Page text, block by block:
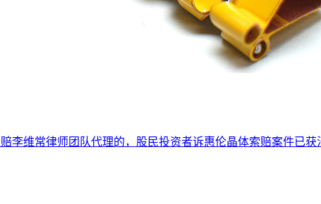
李维常律师团队代理的，股民投资者诉惠伦晶体索赔案件已获